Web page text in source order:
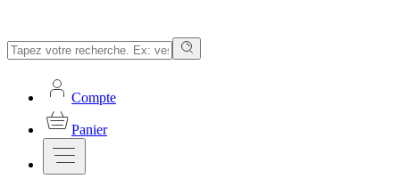
Compte
Panier